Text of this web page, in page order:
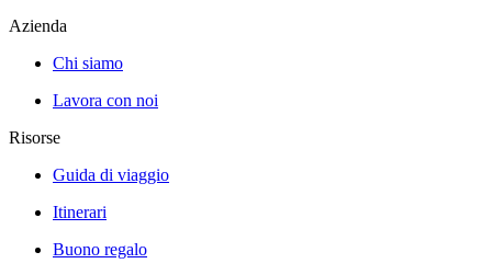
Azienda
Chi siamo
Lavora con noi
Risorse
Guida di viaggio
Itinerari
Buono regalo